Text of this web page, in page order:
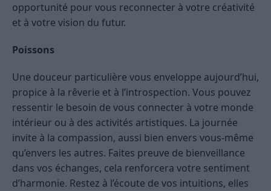
opportunité pour vous reconnecter à votre créativité
et à votre vision du futur.
Poissons
Une douceur particulière vous enveloppe aujourd’hui,
propice à la rêverie et à l’introspection. Vous pouvez
ressentir le besoin de vous connecter à votre monde
intérieur ou à des activités artistiques. La journée
invite à la compassion, aussi bien envers vous-même
qu’envers les autres. Faites preuve de bienveillance
dans vos échanges, cela renforcera votre sentiment
d’harmonie. Restez à l’écoute de vos intuitions, elles